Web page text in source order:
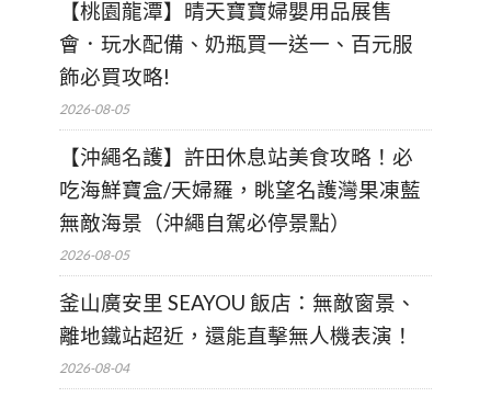
【桃園龍潭】晴天寶寶婦嬰用品展售
會．玩水配備、奶瓶買一送一、百元服
飾必買攻略!
2026-08-05
【沖繩名護】許田休息站美食攻略！必
吃海鮮寶盒/天婦羅，眺望名護灣果凍藍
無敵海景（沖繩自駕必停景點）
2026-08-05
釜山廣安里 SEAYOU 飯店：無敵窗景、
離地鐵站超近，還能直擊無人機表演！
2026-08-04